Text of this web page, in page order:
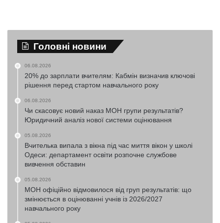
Головні новини
06.08.2026
20% до зарплати вчителям: Кабмін визначив ключові
рішення перед стартом навчального року
06.08.2026
Чи скасовує новий наказ МОН групи результатів?
Юридичний аналіз нової системи оцінювання
05.08.2026
Вчителька випала з вікна під час миття вікон у школі
Одеси: департамент освіти розпочне службове
вивчення обставин
05.08.2026
МОН офіційно відмовилося від груп результатів: що
змінюється в оцінюванні учнів із 2026/2027
навчального року